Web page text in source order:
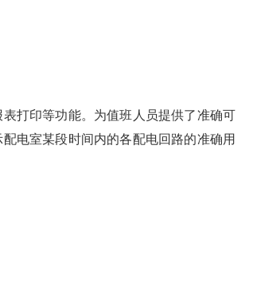
打印等功能。为值班人员提供了准确可
电室某段时间内的各配电回路的准确用